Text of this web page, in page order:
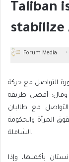
Taliban
stabilize
Forum Media
التواصل مع حركة
وقال: أفضل طريقة
مع طالبان
المرأة والحكومة
الشاملة.
بأكملها، وإذا